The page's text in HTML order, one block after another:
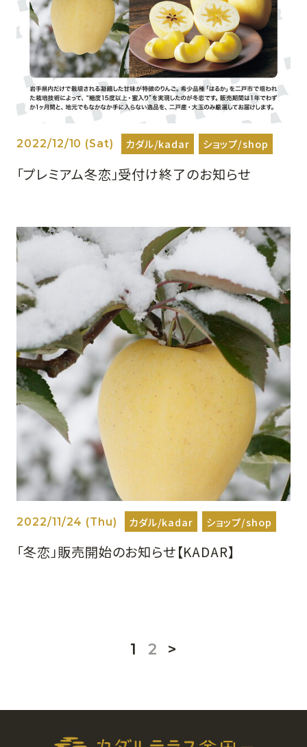
2022/12/10 (Sat) カダル/kadar ショップ/shop
「プレミアム冬恋」受付け終了のお知らせ
2022/11/24 (Thu) カダル/kadar ショップ/shop
「冬恋」販売開始のお知らせ【KADAR】
1 2 >